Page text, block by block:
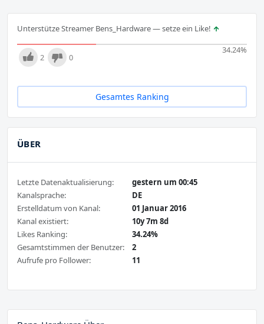
Unterstütze Streamer Bens_Hardware — setze ein Like!
34.24%
2 0
Gesamtes Ranking
ÜBER
Letzte Datenaktualisierung:
gestern um 00:45
Kanalsprache:
DE
Erstelldatum von Kanal:
01 Januar 2016
Kanal existiert:
10y 7m 8d
Likes Ranking:
34.24%
Gesamtstimmen der Benutzer:
2
Aufrufe pro Follower:
11